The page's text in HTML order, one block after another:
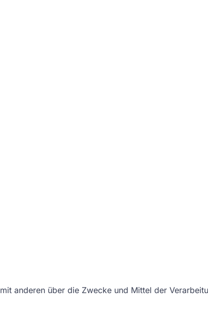
anderen über die Zwecke und Mittel der